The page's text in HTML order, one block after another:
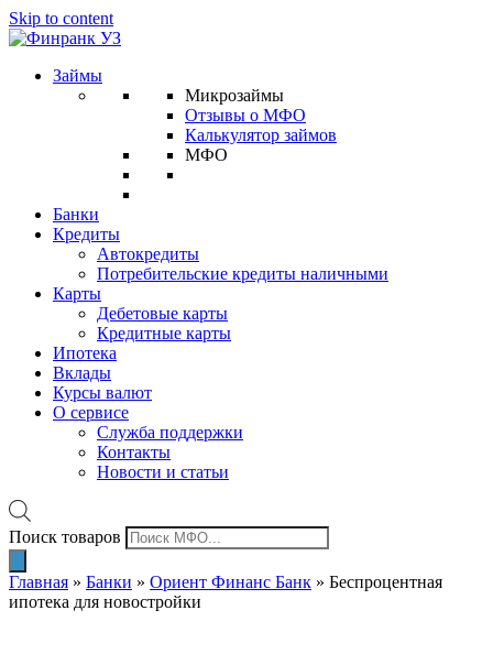
Skip to content
Займы
Микрозаймы
Отзывы о МФО
Калькулятор займов
МФО
Банки
Кредиты
Автокредиты
Потребительские кредиты наличными
Карты
Дебетовые карты
Кредитные карты
Ипотека
Вклады
Курсы валют
О сервисе
Служба поддержки
Контакты
Новости и статьи
Поиск товаров
Главная » Банки » Ориент Финанс Банк » Беспроцентная
ипотека для новостройки